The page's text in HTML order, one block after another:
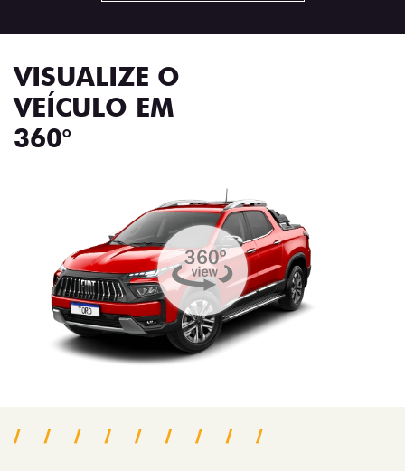
VISUALIZE O
VEÍCULO EM
360°